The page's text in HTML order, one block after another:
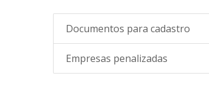
Documentos para cadastro
Empresas penalizadas